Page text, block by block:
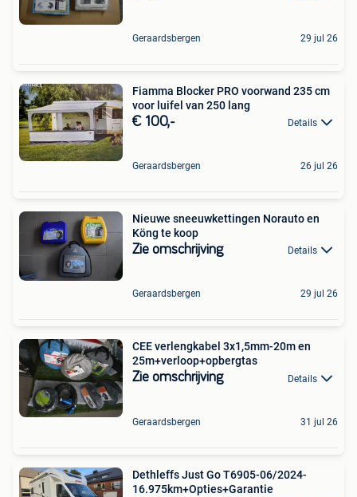
Geraardsbergen 29 jul 26
Fiamma Blocker PRO voorwand 235 cm
voor luifel van 250 lang
€ 100,- Details
Geraardsbergen 26 jul 26
Nieuwe sneeuwkettingen Norauto en
Köng te koop
Zie omschrijving Details
Geraardsbergen 29 jul 26
CEE verlengkabel 3x1,5mm-20m en
25m+verloop+opbergtas
Zie omschrijving Details
Geraardsbergen 31 jul 26
Dethleffs Just Go T6905-06/2024-
16.975km+Opties+Garantie